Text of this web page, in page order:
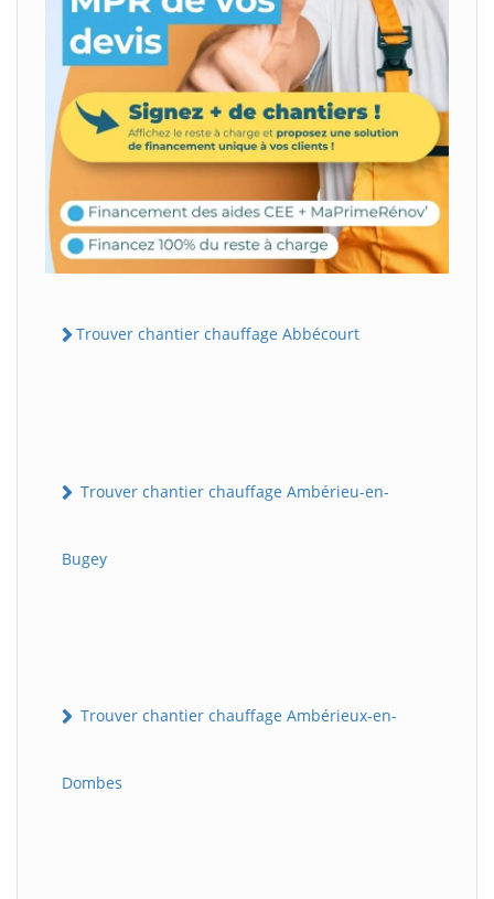
Trouver chantier chauffage Abbécourt
Trouver chantier chauffage Ambérieu-en-
Bugey
Trouver chantier chauffage Ambérieux-en-
Dombes